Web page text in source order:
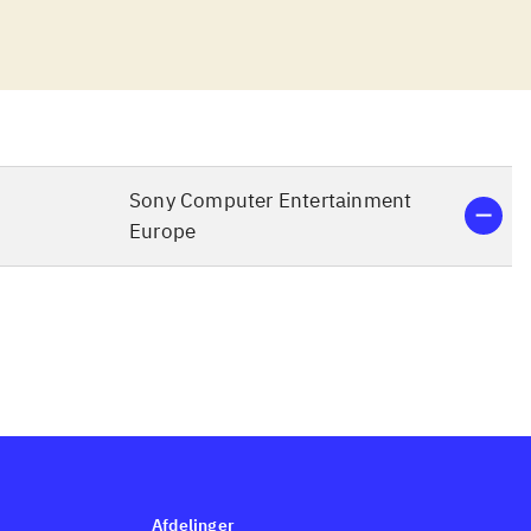
mission Sly
områder.
er banal,
Sony Computer Entertainment
Europe
Afdelinger